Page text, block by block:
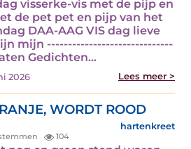
visserke-vis met de pijp en
de pet pet en pijp van het
DAA-AAG VIS dag lieve
mijn ------------------------------
Gedichten…
2026 Lees meer >
WORDT ROOD
hartenkreet
104